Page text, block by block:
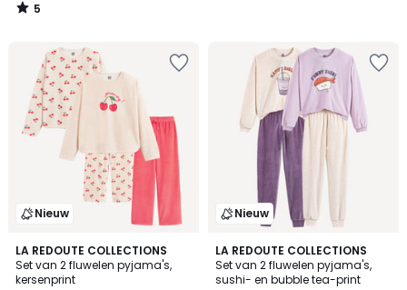
5
/
Nieuw
LA REDOUTE COLLECTIONS
Set van 2 fluwelen pyjama's,
kersenprint
Nieuw
LA REDOUTE COLLECTIONS
Set van 2 fluwelen pyjama's,
sushi- en bubble tea-print